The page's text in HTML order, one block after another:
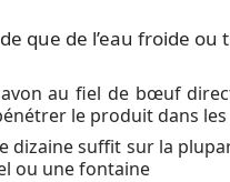
que de l’eau froide ou
au fiel de bœuf
le produit dans
dizaine suffit sur la
ou une fontaine